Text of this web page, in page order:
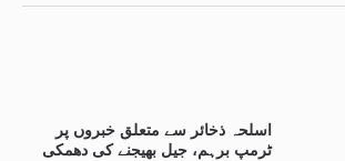
اسلحہ ذخائر سے متعلق خبروں پر
ٹرمپ برہم، جیل بھیجنے کی دھمکی